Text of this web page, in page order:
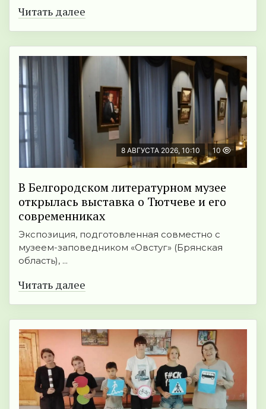
Читать далее
8 АВГУСТА 2026, 10:10 10
В Белгородском литературном музее
открылась выставка о Тютчеве и его
современниках
Экспозиция, подготовленная совместно с
музеем-заповедником «Овстуг» (Брянская
область), ...
Читать далее